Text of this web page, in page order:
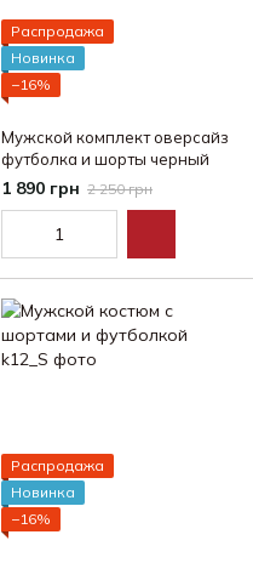
Распродажа
Новинка
−16%
Мужской комплект оверсайз
футболка и шорты черный
1 890 грн 2 250 грн
Распродажа
Новинка
−16%